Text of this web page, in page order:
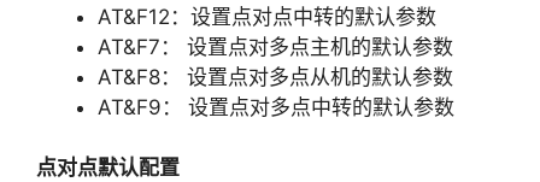
AT&F12：设置点对点中转的默认参数
AT&F7： 设置点对多点主机的默认参数
AT&F8： 设置点对多点从机的默认参数
AT&F9： 设置点对多点中转的默认参数
点对点默认配置